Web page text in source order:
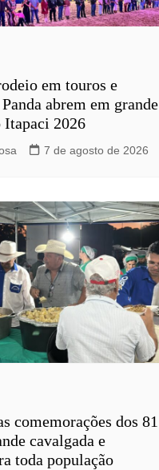
em touros e
abrem em grande
Itapaci 2026
7 de agosto de 2026
comemorações dos 81
cavalgada e
toda população